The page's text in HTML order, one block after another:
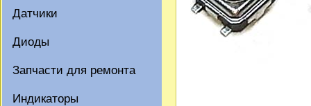
Датчики
Диоды
Запчасти для ремонта
Индикаторы